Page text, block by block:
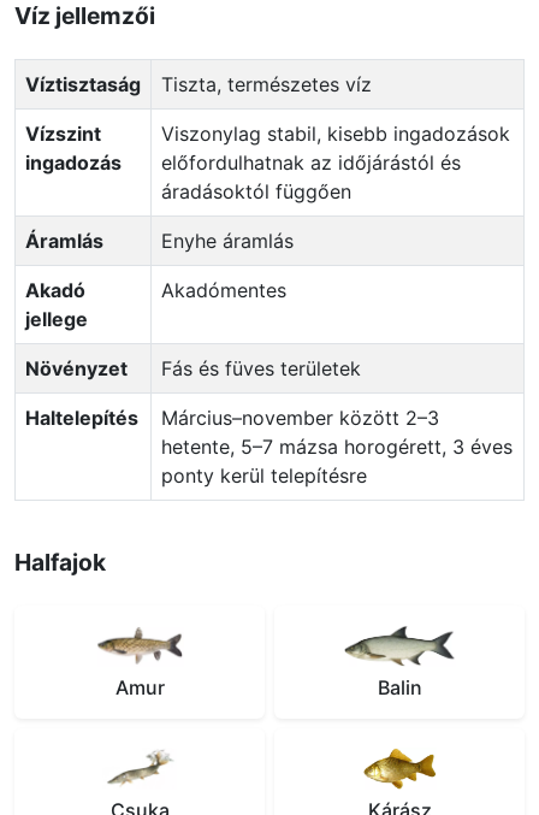
Víz jellemzői
Víztisztaság Tiszta, természetes víz
Vízszint
ingadozás
Viszonylag stabil, kisebb ingadozások
előfordulhatnak az időjárástól és
áradásoktól függően
Áramlás Enyhe áramlás
Akadó
jellege
Akadómentes
Növényzet Fás és füves területek
Haltelepítés
Március–november között 2–3
hetente, 5–7 mázsa horogérett, 3 éves
ponty kerül telepítésre
Halfajok
Amur Balin
Csuka Kárász